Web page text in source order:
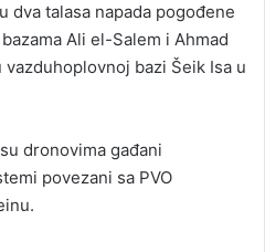
dva talasa napada pogođene
Ali el-Salem i Ahmad
bazi Šeik Isa u
dronovima gađani
povezani sa PVO